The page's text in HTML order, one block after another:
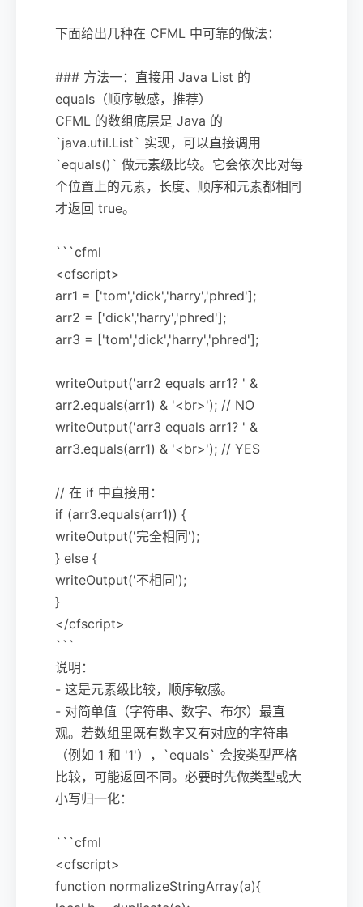
下面给出几种在 CFML 中可靠的做法：
### 方法一：直接用 Java List 的
equals（顺序敏感，推荐）
CFML 的数组底层是 Java 的
`java.util.List` 实现，可以直接调用
`equals()` 做元素级比较。它会依次比对每
个位置上的元素，长度、顺序和元素都相同
才返回 true。
```cfml
<cfscript>
arr1 = ['tom','dick','harry','phred'];
arr2 = ['dick','harry','phred'];
arr3 = ['tom','dick','harry','phred'];
writeOutput('arr2 equals arr1? ' &
arr2.equals(arr1) & '<br>'); // NO
writeOutput('arr3 equals arr1? ' &
arr3.equals(arr1) & '<br>'); // YES
// 在 if 中直接用：
if (arr3.equals(arr1)) {
writeOutput('完全相同');
} else {
writeOutput('不相同');
}
</cfscript>
```
说明：
- 这是元素级比较，顺序敏感。
- 对简单值（字符串、数字、布尔）最直
观。若数组里既有数字又有对应的字符串
（例如 1 和 '1'），`equals` 会按类型严格
比较，可能返回不同。必要时先做类型或大
小写归一化：
```cfml
<cfscript>
function normalizeStringArray(a){